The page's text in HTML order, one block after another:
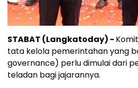
STABAT (Langkatoday) -
tata kelola pemerintahan yang
governance) perlu dimulai dari
teladan bagi jajarannya.